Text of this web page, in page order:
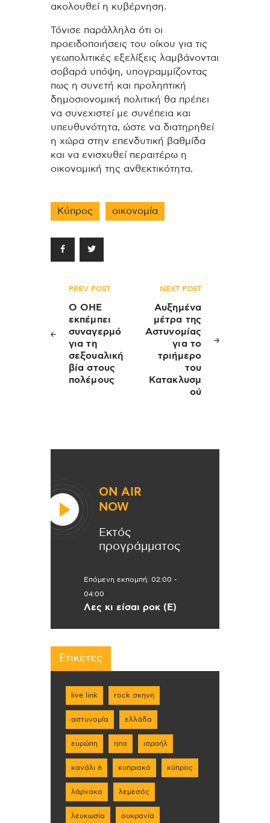
ακολουθεί η κυβέρνηση.
Τόνισε παράλληλα ότι οι
προειδοποιήσεις του οίκου για τις
γεωπολιτικές εξελίξεις λαμβάνονται
σοβαρά υπόψη, υπογραμμίζοντας
πως η συνετή και προληπτική
δημοσιονομική πολιτική θα πρέπει
να συνεχιστεί με συνέπεια και
υπευθυνότητα, ώστε να διατηρηθεί
η χώρα στην επενδυτική βαθμίδα
και να ενισχυθεί περαιτέρω η
οικονομική της ανθεκτικότητα.
Κύπρος οικονομία
Πλοήγηση
άρθρων
PREV POST
Ο ΟΗΕ
εκπέμπει
συναγερμό
για τη
σεξουαλική
βία στους
πολέμους
NEXT POST
Αυξημένα
μέτρα της
Αστυνομίας
για το
τριήμερο
του
Κατακλυσμ
ού
ON AIR
NOW
Εκτός
προγράμματος
Επόμενη εκπομπή: 02:00 -
04:00
Λες κι είσαι ροκ (Ε)
Ετικέτες
live link rock σκηνη
αστυνομία ελλάδα
ευρώπη ηπα ισραήλ
κανάλι 6 κυπριακό κύπρος
λάρνακα λεμεσός
λευκωσία ουκρανία